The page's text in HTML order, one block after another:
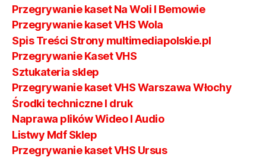
Przegrywanie kaset Na Woli I Bemowie
Przegrywanie kaset VHS Wola
Spis Treści Strony multimediapolskie.pl
Przegrywanie Kaset VHS
Sztukateria sklep
Przegrywanie kaset VHS Warszawa Włochy
Środki techniczne I druk
Naprawa plików Wideo I Audio
Listwy Mdf Sklep
Przegrywanie kaset VHS Ursus